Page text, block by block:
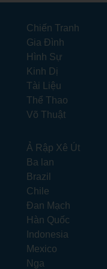
Chiến Tranh
Gia Đình
Hình Sự
Kinh Dị
Tài Liệu
Thể Thao
Võ Thuật
Ả Rập Xê Út
Ba lan
Brazil
Chile
Đan Mạch
Hàn Quốc
Indonesia
Mexico
Nga